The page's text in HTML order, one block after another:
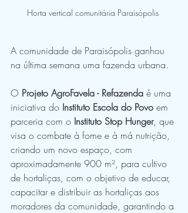
Horta vertical comunitária Paraisópolis
A comunidade de Paraisópolis ganhou
na última semana uma fazenda urbana.
O Projeto AgroFavela - Refazenda é uma
iniciativa do Instituto Escola do Povo em
parceria com o Instituto Stop Hunger, que
visa o combate à fome e à má nutrição,
criando um novo espaço, com
aproximadamente 900 m², para cultivo
de hortaliças, com o objetivo de educar,
capacitar e distribuir as hortaliças aos
moradores da comunidade, garantindo a